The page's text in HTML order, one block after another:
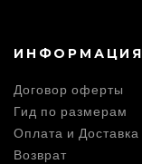
ИНФОРМАЦИЯ
Договор оферты
Гид по размерам
Оплата и Доставка
Возврат